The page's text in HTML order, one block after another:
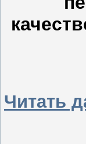
Читать